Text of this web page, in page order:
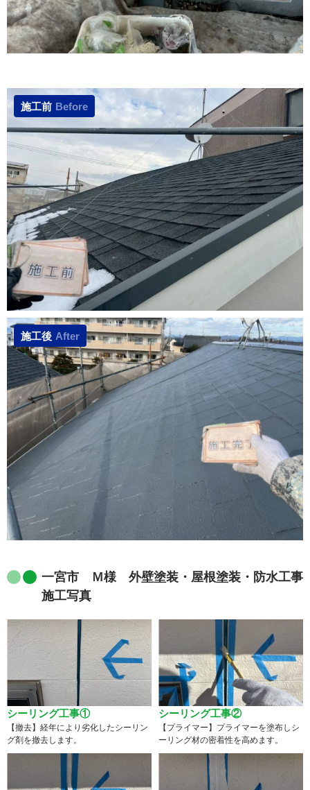
施工前 Before
施工後 After
一宮市 Ｍ様 外壁塗装・屋根塗装・防水工事
施工写真
シーリング工事①
【撤去】経年により劣化したシーリン
グ剤を撤去します。
シーリング工事②
【プライマー】プライマーを塗布しシ
ーリング材の密着性を高めます。